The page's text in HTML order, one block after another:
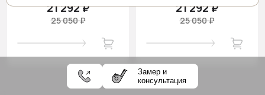
21 292 ₽
25 050 ₽
21 292 ₽
25 050 ₽
Замер и
консультация